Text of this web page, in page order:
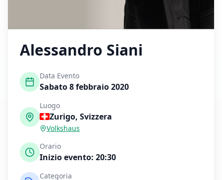
Alessandro Siani
Data Evento
Sabato 8 febbraio 2020
Luogo
Zurigo, Svizzera
Volkshaus
Orario
Inizio evento: 20:30
Categoria